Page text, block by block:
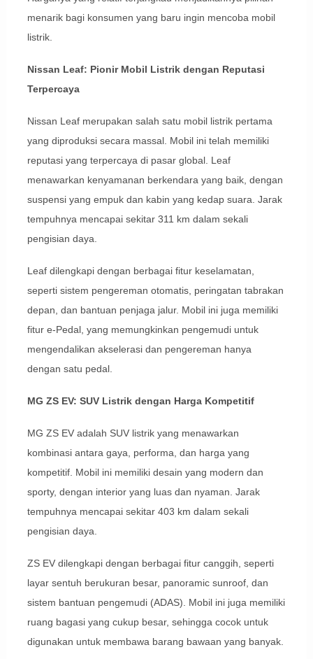
menarik bagi konsumen yang baru ingin mencoba mobil
listrik.
Nissan Leaf: Pionir Mobil Listrik dengan Reputasi
Terpercaya
Nissan Leaf merupakan salah satu mobil listrik pertama
yang diproduksi secara massal. Mobil ini telah memiliki
reputasi yang terpercaya di pasar global. Leaf
menawarkan kenyamanan berkendara yang baik, dengan
suspensi yang empuk dan kabin yang kedap suara. Jarak
tempuhnya mencapai sekitar 311 km dalam sekali
pengisian daya.
Leaf dilengkapi dengan berbagai fitur keselamatan,
seperti sistem pengereman otomatis, peringatan tabrakan
depan, dan bantuan penjaga jalur. Mobil ini juga memiliki
fitur e-Pedal, yang memungkinkan pengemudi untuk
mengendalikan akselerasi dan pengereman hanya
dengan satu pedal.
MG ZS EV: SUV Listrik dengan Harga Kompetitif
MG ZS EV adalah SUV listrik yang menawarkan
kombinasi antara gaya, performa, dan harga yang
kompetitif. Mobil ini memiliki desain yang modern dan
sporty, dengan interior yang luas dan nyaman. Jarak
tempuhnya mencapai sekitar 403 km dalam sekali
pengisian daya.
ZS EV dilengkapi dengan berbagai fitur canggih, seperti
layar sentuh berukuran besar, panoramic sunroof, dan
sistem bantuan pengemudi (ADAS). Mobil ini juga memiliki
ruang bagasi yang cukup besar, sehingga cocok untuk
digunakan untuk membawa barang bawaan yang banyak.